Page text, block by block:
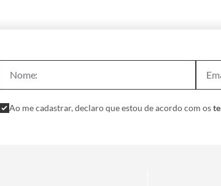
Ao me cadastrar, declaro que estou de acordo com os